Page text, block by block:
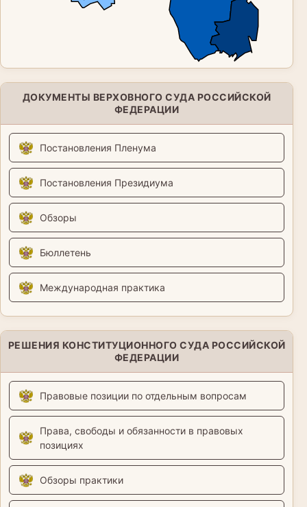
ДОКУМЕНТЫ ВЕРХОВНОГО СУДА РОССИЙСКОЙ
ФЕДЕРАЦИИ
Постановления Пленума
Постановления Президиума
Обзоры
Бюллетень
Международная практика
РЕШЕНИЯ КОНСТИТУЦИОННОГО СУДА РОССИЙСКОЙ
ФЕДЕРАЦИИ
Правовые позиции по отдельным вопросам
Права, свободы и обязанности в правовых
позициях
Обзоры практики